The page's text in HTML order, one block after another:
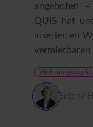
angeboten
QUIS hat
inserierten
vermietbaren
Wohnungsmarkt
Bettina